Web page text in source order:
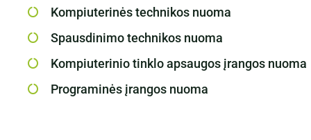
Kompiuterinės technikos nuoma
Spausdinimo technikos nuoma
Kompiuterinio tinklo apsaugos įrangos nuoma
Programinės įrangos nuoma